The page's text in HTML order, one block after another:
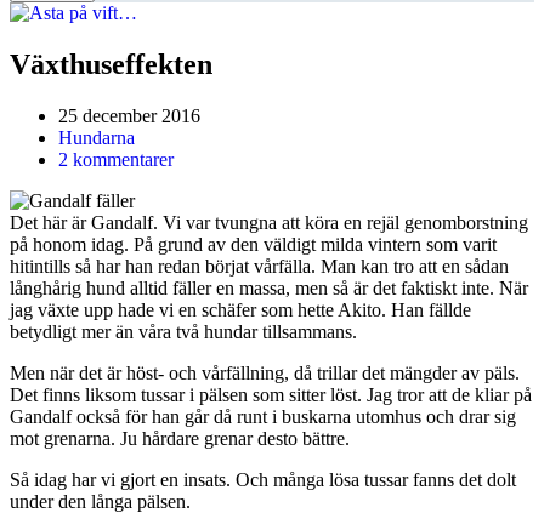
Växthuseffekten
25 december 2016
Hundarna
2 kommentarer
Det här är Gandalf. Vi var tvungna att köra en rejäl genomborstning
på honom idag. På grund av den väldigt milda vintern som varit
hitintills så har han redan börjat vårfälla. Man kan tro att en sådan
långhårig hund alltid fäller en massa, men så är det faktiskt inte. När
jag växte upp hade vi en schäfer som hette Akito. Han fällde
betydligt mer än våra två hundar tillsammans.
Men när det är höst- och vårfällning, då trillar det mängder av päls.
Det finns liksom tussar i pälsen som sitter löst. Jag tror att de kliar på
Gandalf också för han går då runt i buskarna utomhus och drar sig
mot grenarna. Ju hårdare grenar desto bättre.
Så idag har vi gjort en insats. Och många lösa tussar fanns det dolt
under den långa pälsen.